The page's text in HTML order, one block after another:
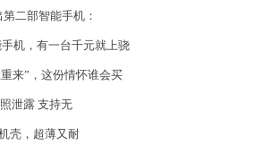
二部智能手机：
机，有一台千元就上骁
来”，这份情怀谁会买
泄露 支持无
壳，超薄又耐